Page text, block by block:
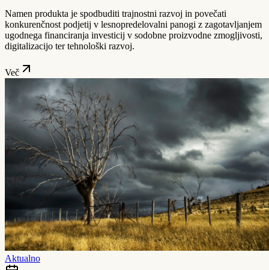
Namen produkta je spodbuditi trajnostni razvoj in povečati
konkurenčnost podjetij v lesnopredelovalni panogi z zagotavljanjem
ugodnega financiranja investicij v sodobne proizvodne zmogljivosti,
digitalizacijo ter tehnološki razvoj.
Več
Aktualno